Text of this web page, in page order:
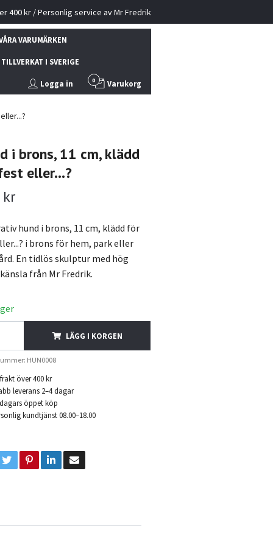
400 kr / Personlig service av Mr Fredrik
VARUMÄRKEN
TILLVERKAT I SVERIGE
Logga in 0 Varukorg
i brons, 11 cm, klädd
eller...?
kr
hund i brons, 11 cm, klädd för
i brons för hem, park eller
En tidlös skulptur med hög
från Mr Fredrik.
LÄGG I KORGEN
HUN0008
över 400 kr
leverans 2–4 dagar
öppet köp
kundtjänst 08.00–18.00